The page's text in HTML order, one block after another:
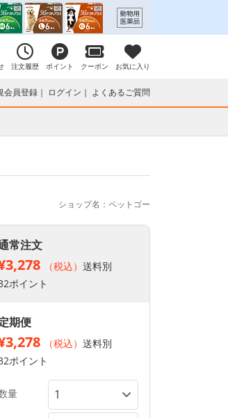
注文履歴 ポイント クーポン お気に入り
会員登録 ログイン よくあるご質問
ショップ名：ペットゴー
常注文
（税込） 送料別
ポイント
期便
（税込） 送料別
ポイント
量